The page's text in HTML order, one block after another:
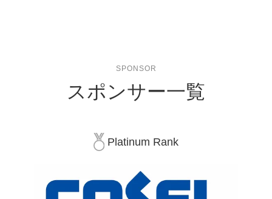
SPONSOR
スポンサー一覧
Platinum Rank